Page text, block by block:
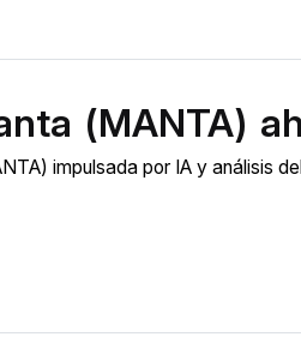
(MANTA)
impulsada por IA y análisis